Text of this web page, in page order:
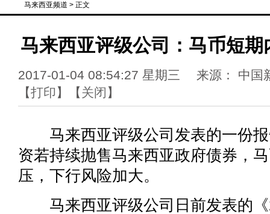
马来西亚频道 > 正文
马来西亚评级公司：马币短
2017-01-04 08:54:27 星期三 来源： 中
【打印 】【关闭 】
马来西亚评级公司发表的一份报
资若持续抛售马来西亚政府债券，
压，下行风险加大。
马来西亚评级公司日前发表的《